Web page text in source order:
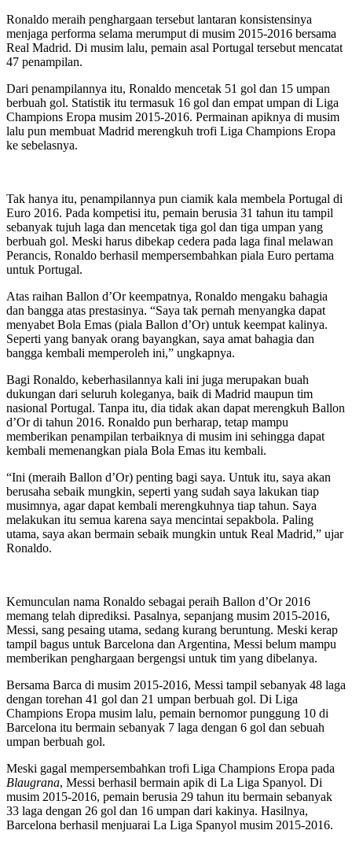
Ronaldo meraih penghargaan tersebut lantaran konsistensinya
menjaga performa selama merumput di musim 2015-2016 bersama
Real Madrid. Di musim lalu, pemain asal Portugal tersebut mencatat
47 penampilan.
Dari penampilannya itu, Ronaldo mencetak 51 gol dan 15 umpan
berbuah gol. Statistik itu termasuk 16 gol dan empat umpan di Liga
Champions Eropa musim 2015-2016. Permainan apiknya di musim
lalu pun membuat Madrid merengkuh trofi Liga Champions Eropa
ke sebelasnya.
Tak hanya itu, penampilannya pun ciamik kala membela Portugal di
Euro 2016. Pada kompetisi itu, pemain berusia 31 tahun itu tampil
sebanyak tujuh laga dan mencetak tiga gol dan tiga umpan yang
berbuah gol. Meski harus dibekap cedera pada laga final melawan
Perancis, Ronaldo berhasil mempersembahkan piala Euro pertama
untuk Portugal.
Atas raihan Ballon d’Or keempatnya, Ronaldo mengaku bahagia
dan bangga atas prestasinya. “Saya tak pernah menyangka dapat
menyabet Bola Emas (piala Ballon d’Or) untuk keempat kalinya.
Seperti yang banyak orang bayangkan, saya amat bahagia dan
bangga kembali memperoleh ini,” ungkapnya.
Bagi Ronaldo, keberhasilannya kali ini juga merupakan buah
dukungan dari seluruh koleganya, baik di Madrid maupun tim
nasional Portugal. Tanpa itu, dia tidak akan dapat merengkuh Ballon
d’Or di tahun 2016. Ronaldo pun berharap, tetap mampu
memberikan penampilan terbaiknya di musim ini sehingga dapat
kembali memenangkan piala Bola Emas itu kembali.
“Ini (meraih Ballon d’Or) penting bagi saya. Untuk itu, saya akan
berusaha sebaik mungkin, seperti yang sudah saya lakukan tiap
musimnya, agar dapat kembali merengkuhnya tiap tahun. Saya
melakukan itu semua karena saya mencintai sepakbola. Paling
utama, saya akan bermain sebaik mungkin untuk Real Madrid,” ujar
Ronaldo.
Kemunculan nama Ronaldo sebagai peraih Ballon d’Or 2016
memang telah diprediksi. Pasalnya, sepanjang musim 2015-2016,
Messi, sang pesaing utama, sedang kurang beruntung. Meski kerap
tampil bagus untuk Barcelona dan Argentina, Messi belum mampu
memberikan penghargaan bergengsi untuk tim yang dibelanya.
Bersama Barca di musim 2015-2016, Messi tampil sebanyak 48 laga
dengan torehan 41 gol dan 21 umpan berbuah gol. Di Liga
Champions Eropa musim lalu, pemain bernomor punggung 10 di
Barcelona itu bermain sebanyak 7 laga dengan 6 gol dan sebuah
umpan berbuah gol.
Meski gagal mempersembahkan trofi Liga Champions Eropa pada
Blaugrana, Messi berhasil bermain apik di La Liga Spanyol. Di
musim 2015-2016, pemain berusia 29 tahun itu bermain sebanyak
33 laga dengan 26 gol dan 16 umpan dari kakinya. Hasilnya,
Barcelona berhasil menjuarai La Liga Spanyol musim 2015-2016.